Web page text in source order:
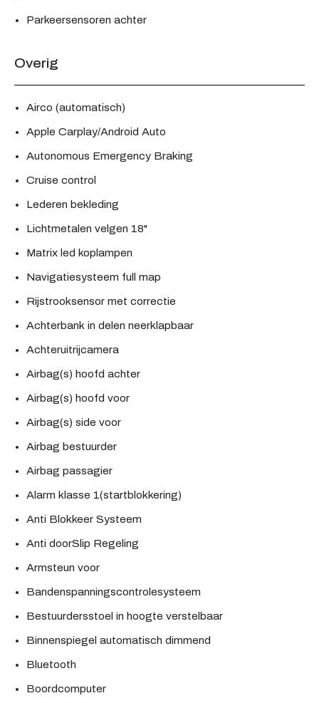
Parkeersensoren achter
Overig
Airco (automatisch)
Apple Carplay/Android Auto
Autonomous Emergency Braking
Cruise control
Lederen bekleding
Lichtmetalen velgen 18"
Matrix led koplampen
Navigatiesysteem full map
Rijstrooksensor met correctie
Achterbank in delen neerklapbaar
Achteruitrijcamera
Airbag(s) hoofd achter
Airbag(s) hoofd voor
Airbag(s) side voor
Airbag bestuurder
Airbag passagier
Alarm klasse 1(startblokkering)
Anti Blokkeer Systeem
Anti doorSlip Regeling
Armsteun voor
Bandenspanningscontrolesysteem
Bestuurdersstoel in hoogte verstelbaar
Binnenspiegel automatisch dimmend
Bluetooth
Boordcomputer